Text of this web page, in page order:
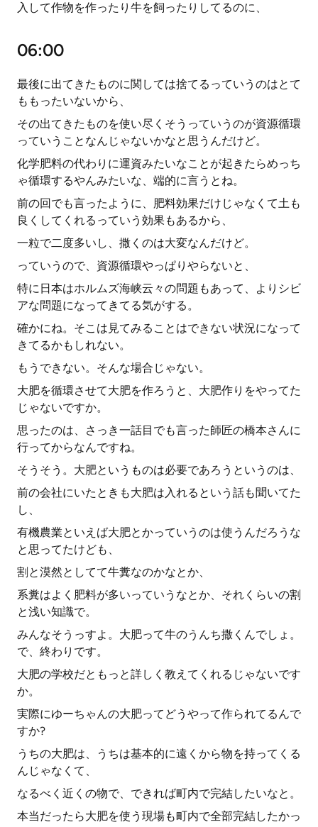
入して作物を作ったり牛を飼ったりしてるのに、
06:00
最後に出てきたものに関しては捨てるっていうのはとて
ももったいないから、
その出てきたものを使い尽くそうっていうのが資源循環
っていうことなんじゃないかなと思うんだけど。
化学肥料の代わりに運資みたいなことが起きたらめっち
ゃ循環するやんみたいな、端的に言うとね。
前の回でも言ったように、肥料効果だけじゃなくて土も
良くしてくれるっていう効果もあるから、
一粒で二度多いし、撒くのは大変なんだけど。
っていうので、資源循環やっぱりやらないと、
特に日本はホルムズ海峡云々の問題もあって、よりシビ
アな問題になってきてる気がする。
確かにね。そこは見てみることはできない状況になって
きてるかもしれない。
もうできない。そんな場合じゃない。
大肥を循環させて大肥を作ろうと、大肥作りをやってた
じゃないですか。
思ったのは、さっき一話目でも言った師匠の橋本さんに
行ってからなんですね。
そうそう。大肥というものは必要であろうというのは、
前の会社にいたときも大肥は入れるという話も聞いてた
し、
有機農業といえば大肥とかっていうのは使うんだろうな
と思ってたけども、
割と漠然としてて牛糞なのかなとか、
系糞はよく肥料が多いっていうなとか、それくらいの割
と浅い知識で。
みんなそうっすよ。大肥って牛のうんち撒くんでしょ。
で、終わりです。
大肥の学校だともっと詳しく教えてくれるじゃないです
か。
実際にゆーちゃんの大肥ってどうやって作られてるんで
すか?
うちの大肥は、うちは基本的に遠くから物を持ってくる
んじゃなくて、
なるべく近くの物で、できれば町内で完結したいなと。
本当だったら大肥を使う現場も町内で全部完結したかっ